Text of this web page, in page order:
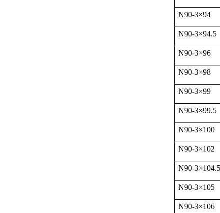
N90-3×94
N90-3×94.5
N90-3×96
N90-3×98
N90-3×99
N90-3×99.5
N90-3×100
N90-3×102
N90-3×104.5
N90-3×105
N90-3×106